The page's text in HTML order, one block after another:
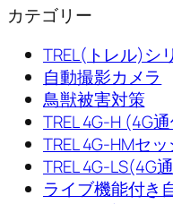
カテゴリー
TREL(トレル)
自動撮影カメラ
鳥獣被害対策
TREL 4G-H (4G
TREL 4G-HMセ
TREL 4G-LS(4G
ライブ機能付き